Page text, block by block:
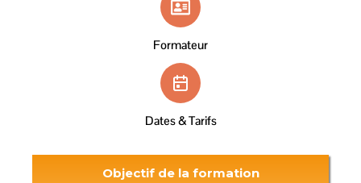
Formateur
Dates & Tarifs
Objectif de la formation